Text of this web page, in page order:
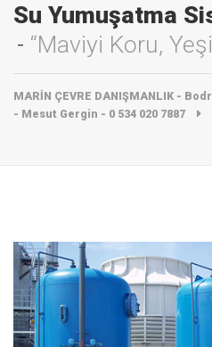
Su Yumuşatma
“Maviyi Koru,
MARİN ÇEVRE DANIŞMANLIK -
- Mesut Gergin - 0 534 020 7887